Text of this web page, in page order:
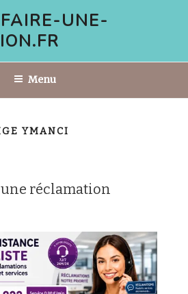
UNE-
Menu
YMANCI
réclamation